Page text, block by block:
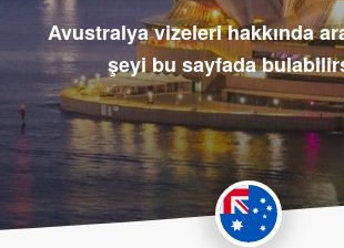
Avustralya vizeleri hakkında
şeyi bu sayfada